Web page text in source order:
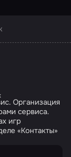
на сайт
Организация
сервиса.
игр
«Контакты»